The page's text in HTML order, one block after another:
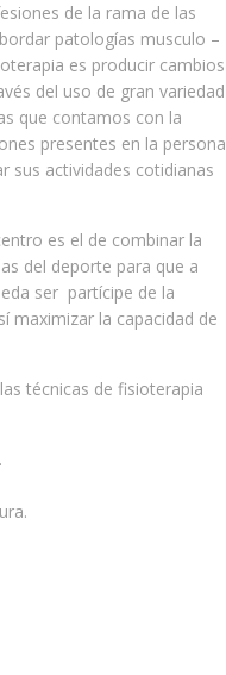
de la rama de las
patologías musculo –
es producir cambios
del uso de gran variedad
que contamos con la
presentes en la persona
sus actividades cotidianas
es el de combinar la
del deporte para que a
ser partícipe de la
maximizar la capacidad de
técnicas de fisioterapia